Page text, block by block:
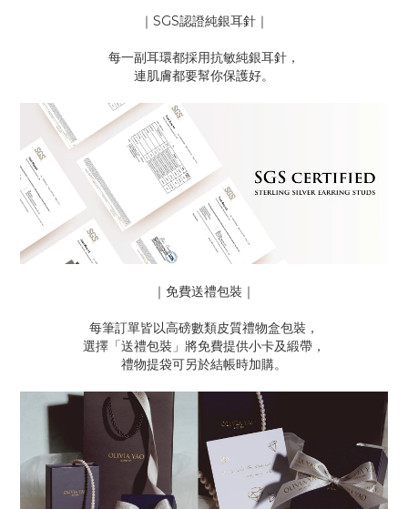
｜SGS認證純銀耳針｜
每一副耳環都採用抗敏純銀耳針，
連肌膚都要幫你保護好。
｜免費送禮包裝｜
每筆訂單皆以高磅數類皮質禮物盒包裝，
選擇「送禮包裝」將免費提供小卡及緞帶，
禮物提袋可另於結帳時加購。